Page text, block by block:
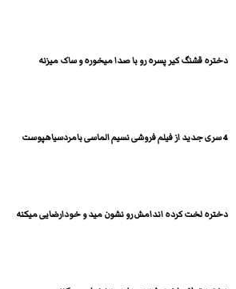
دختره قشنگ کیر پسره رو با صدا میخوره و ساک میزنه
4 سری جدید از فیلم فروشی نسیم الماسی بامردسیاهپوست
دختره لخت کرده اندامش رو نشون مید و خودارضایی میکنه